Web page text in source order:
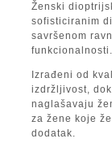
Ženski
sofisticiranim
savršenom
funkcionalnosti.
Izrađeni od
izdržljivost,
naglašavaju
za žene koje
dodatak.